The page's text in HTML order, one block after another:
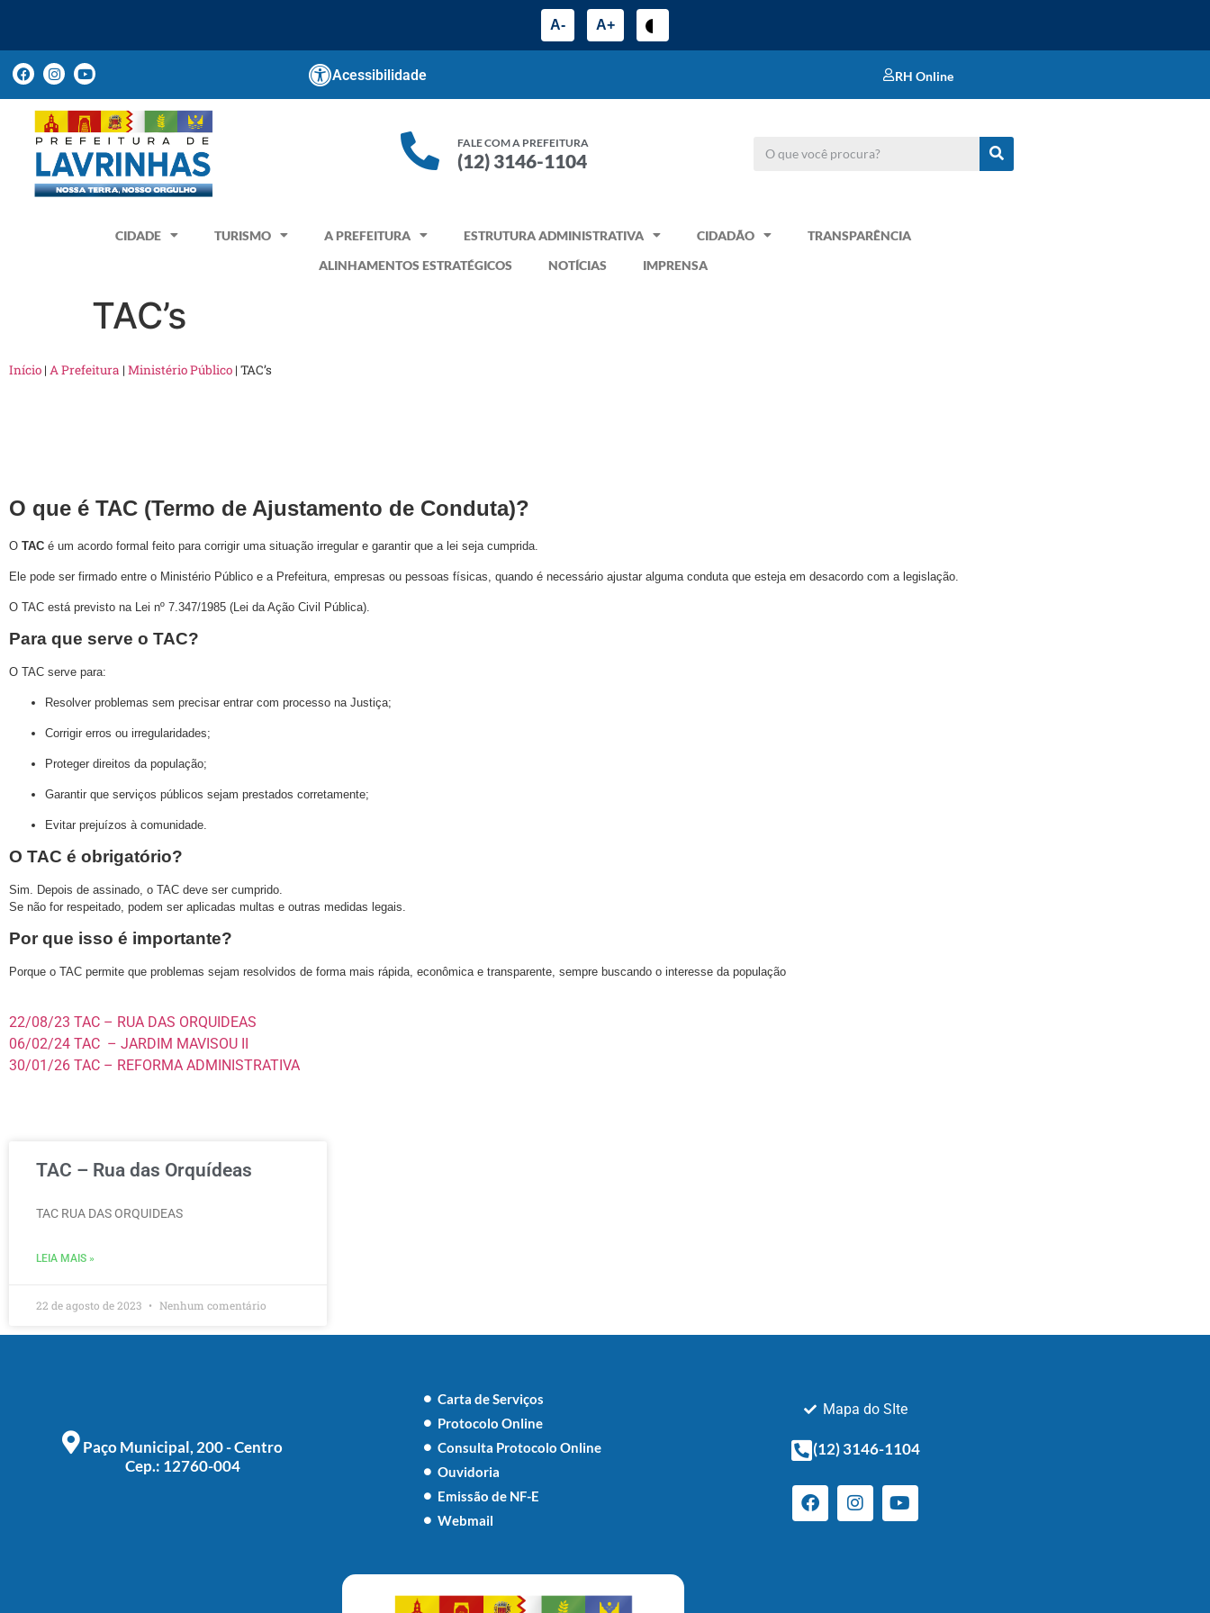
A- A+
Acessibilidade RH Online
FALE COM A PREFEITURA
(12) 3146-1104
CIDADE TURISMO A PREFEITURA ESTRUTURA ADMINISTRATIVA CIDADÃO
TRANSPARÊNCIA
ALINHAMENTOS ESTRATÉGICOS
NOTÍCIAS IMPRENSA
TAC’s
Início | A Prefeitura | Ministério Público | TAC’s
O que é TAC (Termo de Ajustamento de Conduta)?
O TAC é um acordo formal feito para corrigir uma situação irregular e garantir que a lei seja cumprida.
Ele pode ser firmado entre o Ministério Público e a Prefeitura, empresas ou pessoas físicas, quando é necessário ajustar alguma conduta que esteja em desacordo com a legislação.
O TAC está previsto na Lei nº 7.347/1985 (Lei da Ação Civil Pública).
Para que serve o TAC?
O TAC serve para:
Resolver problemas sem precisar entrar com processo na Justiça;
Corrigir erros ou irregularidades;
Proteger direitos da população;
Garantir que serviços públicos sejam prestados corretamente;
Evitar prejuízos à comunidade.
O TAC é obrigatório?
Sim. Depois de assinado, o TAC deve ser cumprido.
Se não for respeitado, podem ser aplicadas multas e outras medidas legais.
Por que isso é importante?
Porque o TAC permite que problemas sejam resolvidos de forma mais rápida, econômica e transparente, sempre buscando o interesse da população
22/08/23 TAC – RUA DAS ORQUIDEAS
06/02/24 TAC – JARDIM MAVISOU II
30/01/26 TAC – REFORMA ADMINISTRATIVA
TAC – Rua das Orquídeas
TAC RUA DAS ORQUIDEAS
LEIA MAIS »
22 de agosto de 2023 Nenhum comentário
Paço Municipal, 200 - Centro
Cep.: 12760-004
Carta de Serviços
Protocolo Online
Consulta Protocolo Online
Ouvidoria
Emissão de NF-E
Webmail
Mapa do SIte
(12) 3146-1104